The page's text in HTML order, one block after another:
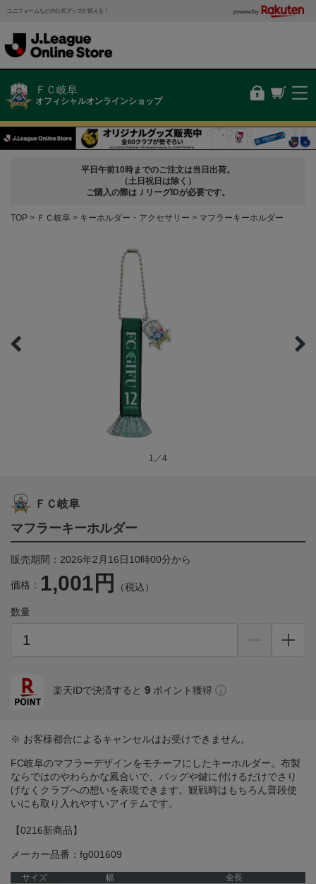
ユニフォームなどの公式グッズが買える！ powered by
ＦＣ岐阜
オフィシャルオンラインショップ
平日午前10時までのご注文は当日出荷。
（土日祝日は除く）
ご購入の際はＪリーグIDが必要です。
TOP ＦＣ岐阜 キーホルダー・アクセサリー マフラーキーホルダー
1／4
ＦＣ岐阜
マフラーキーホルダー
販売期間：2026年2月16日10時00分から
価格： 1,001円 （税込）
数量
楽天IDで決済すると 9 ポイント獲得
※ お客様都合によるキャンセルはお受けできません。
FC岐阜のマフラーデザインをモチーフにしたキーホルダー。布製
ならではのやわらかな風合いで、バッグや鍵に付けるだけでさり
げなくクラブへの想いを表現できます。観戦時はもちろん普段使
いにも取り入れやすいアイテムです。
【0216新商品】
メーカー品番：fg001609
サイズ 幅 全長